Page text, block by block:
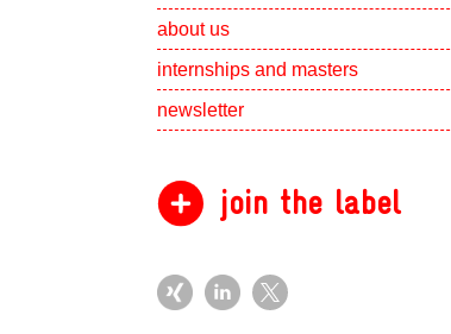
about us
internships and masters
newsletter
join the label